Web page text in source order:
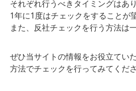
それぞれ行うべきタイミングはあ
1年に1度はチェックをすることが
また、反社チェックを行う方法は
ぜひ当サイトの情報をお役立てい
方法でチェックを行ってみてくださ